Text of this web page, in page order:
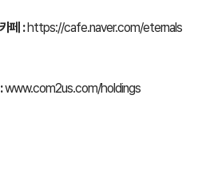
페 : https://cafe.naver.com/eternals
www.com2us.com/holdings